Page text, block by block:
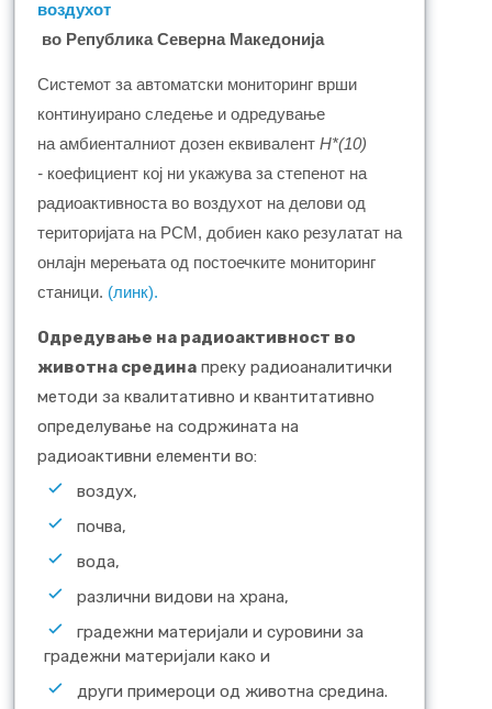
воздухот
во Република Северна Македонија
Системот за автоматски мониторинг врши
континуирано следење и одредување
на aмбиенталниот дозен еквивалент H*(10)
- коефициент кој ни укажува за степенот на
радиoактивноста во воздухот на делови од
територијата на РСМ, добиен како резулатат на
онлајн мерењата од постоечките мониторинг
станици. (линк).
Одредување на радиоактивност во
животна средина преку радиоаналитички
методи за квалитативно и квантитативно
определување на содржината на
радиоактивни елементи во:
воздух,
почва,
вода,
различни видови на храна,
градежни материјали и суровини за
градежни материјали како и
други примероци од животна средина.